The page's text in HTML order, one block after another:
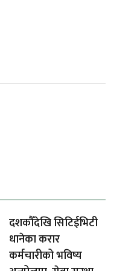
दशकौँदेखि सिटिईभिटी
धानेका करार
कर्मचारीको भविष्य